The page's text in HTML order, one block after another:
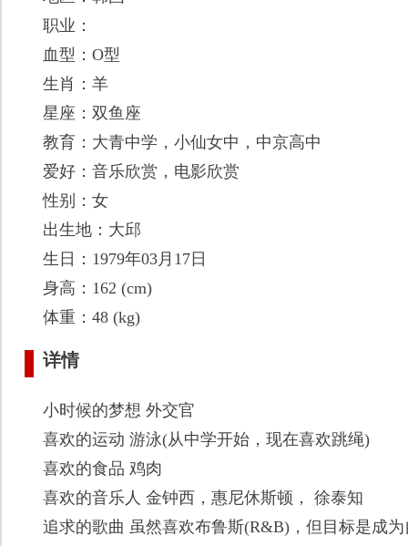
职业：
血型：O型
生肖：羊
星座：双鱼座
教育：大青中学，小仙女中，中京高中
爱好：音乐欣赏，电影欣赏
性别：女
出生地：大邱
生日：1979年03月17日
身高：162 (cm)
体重：48 (kg)
详情
小时候的梦想 外交官
喜欢的运动 游泳(从中学开始，现在喜欢跳绳)
喜欢的食品 鸡肉
喜欢的音乐人 金钟西，惠尼休斯顿， 徐泰知
追求的歌曲 虽然喜欢布鲁斯(R&B)，但目标是成